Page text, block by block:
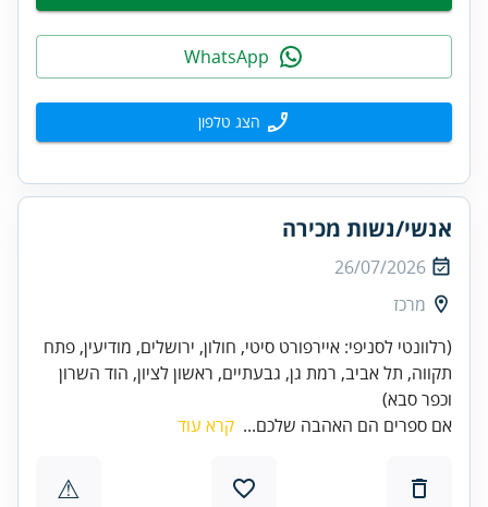
הצג טלפון
אנשי/נשות מכירה
26/07/2026
מרכז
(רלוונטי לסניפי: איירפורט סיטי, חולון, ירושלים, מודיעין, פתח
תקווה, תל אביב, רמת גן, גבעתיים, ראשון לציון, הוד השרון
וכפר סבא)
אם ספרים הם האהבה שלכם... קרא עוד
⚠